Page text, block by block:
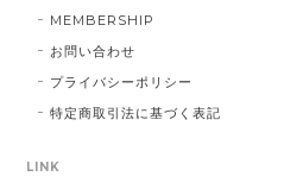
MEMBERSHIP
お問い合わせ
プライバシーポリシー
特定商取引法に基づく表記
LINK